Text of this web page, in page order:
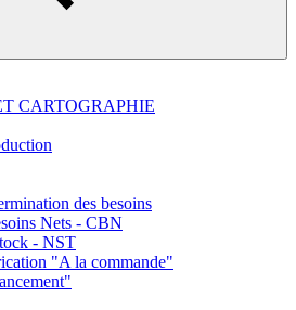
CARTOGRAPHIE
des besoins
Nets - CBN
- NST
"A la commande"